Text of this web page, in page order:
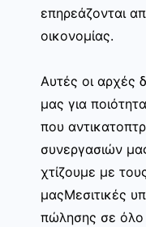
επηρεάζονται
οικονομίας.
Αυτές οι αρχές
μας για
που
συνεργασιών
χτίζουμε με
μαςΜεσιτικές
πώλησης σε όλο